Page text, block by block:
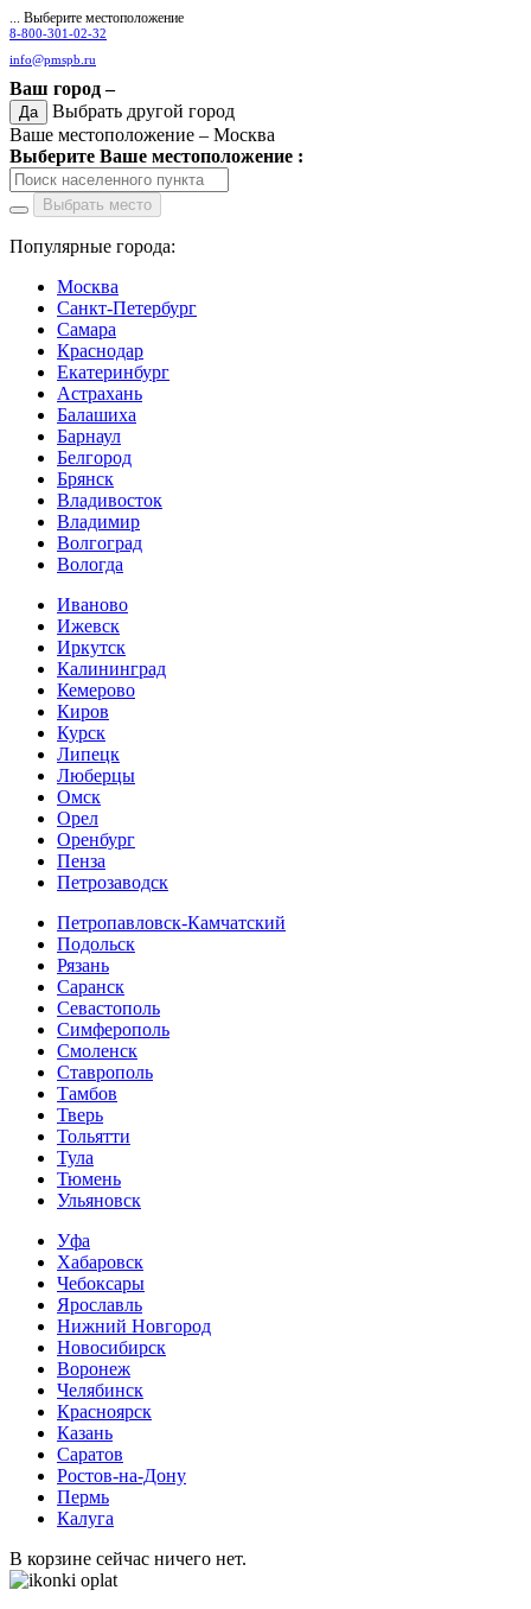
... Выберите местоположение
8-800-301-02-32
info@pmspb.ru
Ваш город –
Да
Выбрать другой город
Ваше местоположение – Москва
Выберите Ваше местоположение :
Выбрать место
Популярные города:
Москва
Санкт-Петербург
Самара
Краснодар
Екатеринбург
Астрахань
Балашиха
Барнаул
Белгород
Брянск
Владивосток
Владимир
Волгоград
Вологда
Иваново
Ижевск
Иркутск
Калининград
Кемерово
Киров
Курск
Липецк
Люберцы
Омск
Орел
Оренбург
Пенза
Петрозаводск
Петропавловск-Камчатский
Подольск
Рязань
Саранск
Севастополь
Симферополь
Смоленск
Ставрополь
Тамбов
Тверь
Тольятти
Тула
Тюмень
Ульяновск
Уфа
Хабаровск
Чебоксары
Ярославль
Нижний Новгород
Новосибирск
Воронеж
Челябинск
Красноярск
Казань
Саратов
Ростов-на-Дону
Пермь
Калуга
В корзине сейчас ничего нет.